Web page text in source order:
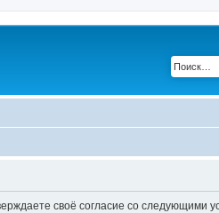
своё согласие со следующими